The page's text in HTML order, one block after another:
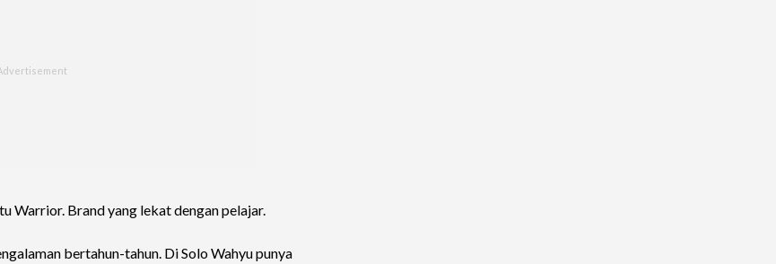
Warrior. Brand yang lekat dengan pelajar.
bertahun-tahun. Di Solo Wahyu punya